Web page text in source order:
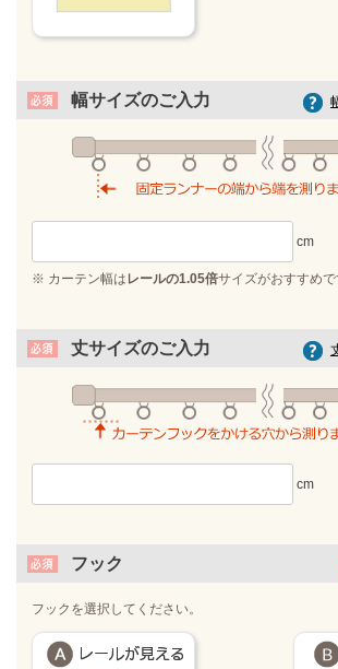
幅サイズのご入力
※ カーテン幅は レールの1.05倍サイズがおすすめで
丈サイズのご入力
フック
フックを選択してください。